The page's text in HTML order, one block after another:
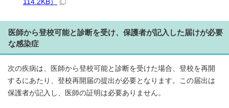
114.2KB）
医師から登校可能と診断を受け、保護者が記入した届けが必要
な感染症
次の疾病は、医師から登校可能と診断を受けた場合、登校を再開
するにあたり、登校再開届の提出が必要となります。この届出は
保護者が記入し、医師の証明は必要ありません。